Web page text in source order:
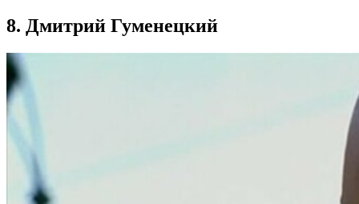
8. Дмитрий Гуменецкий